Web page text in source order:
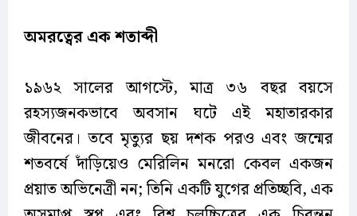
অমরত্বেরএকশতাব্দী
১৯৬২ সালের আগস্টে, মাত্র ৩৬ বছর বয়সে
রহস্যজনকভাবে অবসান ঘটে এই মহাতারকার
জীবনের। তবে মৃত্যুর ছয় দশক পরও এবং জন্মের
শতবর্ষে দাঁড়িয়েও মেরিলিন মনরো কেবল একজন
প্রয়াত অভিনেত্রী নন; তিনি একটি যুগের প্রতিচ্ছবি, এক